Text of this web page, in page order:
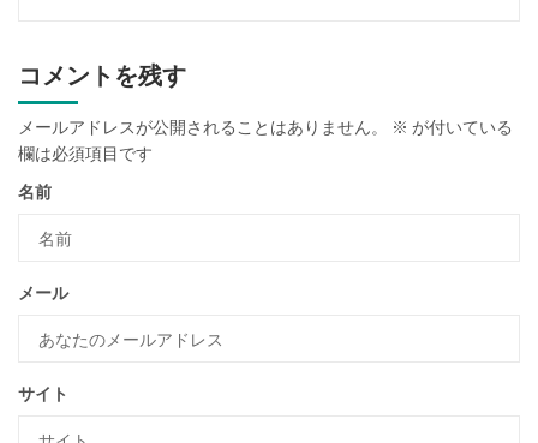
コメントを残す
メールアドレスが公開されることはありません。 ※ が付いている
欄は必須項目です
名前
メール
サイト